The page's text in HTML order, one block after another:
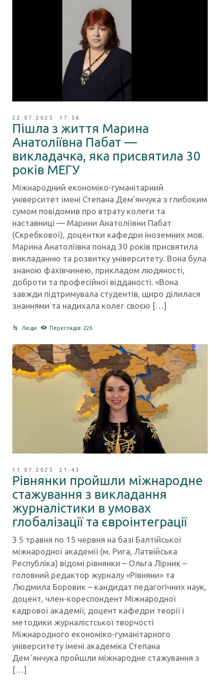
22.07.2025 17:56
Пішла з життя Марина
Анатоліївна Пабат —
викладачка, яка присвятила 30
років МЕГУ
Міжнародний економіко-гуманітарний
університет імені Степана Дем’янчука з глибоким
сумом повідомив про втрату колеги та
наставниці — Марини Анатоліївни Пабат
(Скребкової), доцентки кафедри іноземних мов.
Марина Анатоліївна понад 30 років присвятила
викладанню та розвитку університету. Вона була
знаною фахівчинею, прикладом людяності,
доброти та професійної відданості. «Вона
завжди підтримувала студентів, щиро ділилася
знаннями та надихала колег своєю […]
Люди Переглядів: 226
11.07.2025 21:43
Рівнянки пройшли міжнародне
стажування з викладання
журналістики в умовах
глобалізації та євроінтеграції
З 5 травня по 15 червня на базі Балтійської
міжнародної академії (м. Рига, Латвійська
Республіка) відомі рівнянки – Ольга Лірник –
головний редактор журналу «Рівняни» та
Людмила Боровик – кандидат педагогічних наук,
доцент, член-кореспондент Міжнародної
кадрової академії, доцент кафедри теорії і
методики журналістської творчості
Міжнародного економіко-гуманітарного
університету імені академіка Степана
Демʼянчука пройшли міжнародне стажування з
[…]